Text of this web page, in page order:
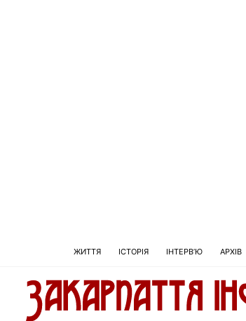
ЖИТТЯ ІСТОРІЯ ІНТЕРВ’Ю АРХІВ